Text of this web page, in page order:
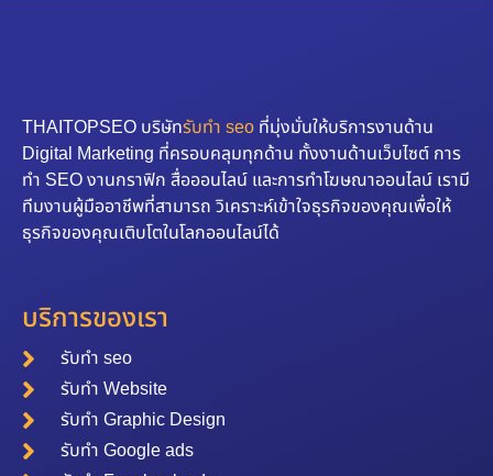
THAITOPSEO บริษัทรับทำ seo ที่มุ่งมั่นให้บริการงานด้าน
Digital Marketing ที่ครอบคลุมทุกด้าน ทั้งงานด้านเว็บไซต์ การ
ทำ SEO งานกราฟิก สื่อออนไลน์ และการทำโฆษณาออนไลน์ เรามี
ทีมงานผู้มืออาชีพที่สามารถ วิเคราะห์เข้าใจธุรกิจของคุณเพื่อให้
ธุรกิจของคุณเติบโตในโลกออนไลน์ได้
บริการของเรา
รับทำ seo
รับทำ Website
รับทำ Graphic Design
รับทำ Google ads